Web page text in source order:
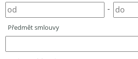
-
Předmět smlouvy